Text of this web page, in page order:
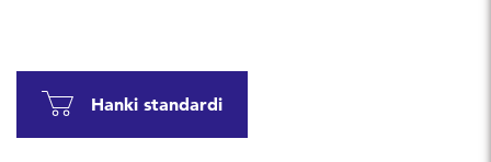
Hanki standardi